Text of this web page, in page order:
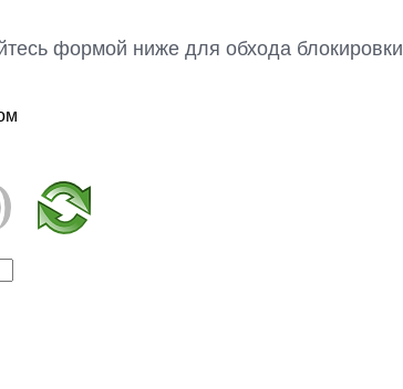
формой ниже для обхода блокировки